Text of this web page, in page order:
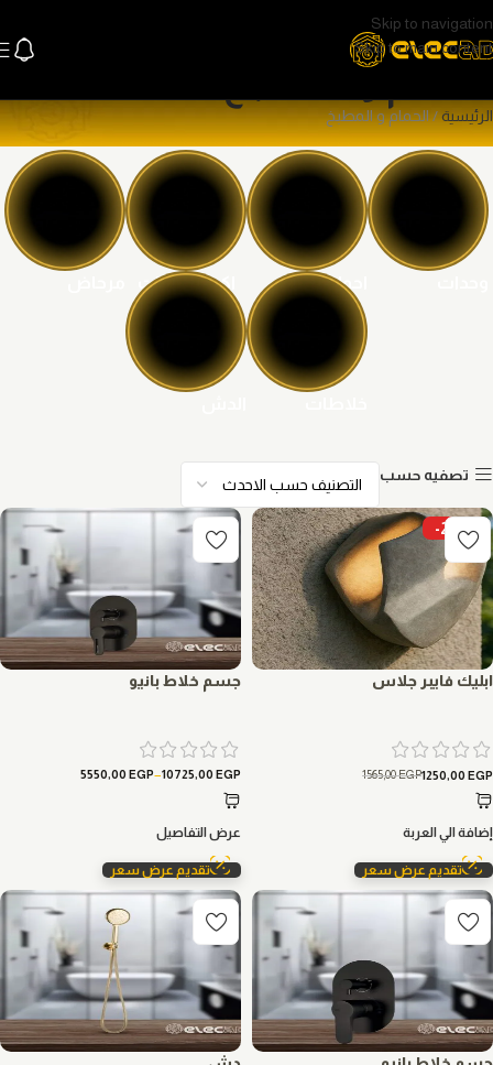
Skip to navigation
Skip to main content
الحمام و المطبخ
الرئيسية الحمام و المطبخ
احواض
اكسسوارات
الحمام
تصفيه حسب
-20%
ابليك فايبر جلاس
1565,00EGP1250,00 EGP
إضافة الي العربة
تقديم عرض سعر
جسم خلاط بانيو
5550,00 EGP–10725,00 EGP
عرض التفاصيل
تقديم عرض سعر